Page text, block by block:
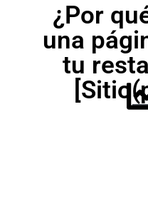
¿Por
una
tu